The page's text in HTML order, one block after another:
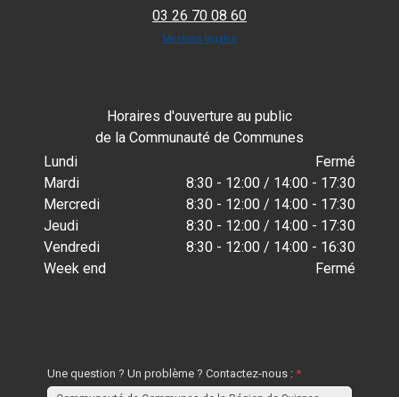
03 26 70 08 60
Mentions légales
Horaires d'ouverture au public
de la Communauté de Communes
Lundi
Fermé
Mardi
8:30 - 12:00 / 14:00 - 17:30
Mercredi
8:30 - 12:00 / 14:00 - 17:30
Jeudi
8:30 - 12:00 / 14:00 - 17:30
Vendredi
8:30 - 12:00 / 14:00 - 16:30
Week end
Fermé
Une question ? Un problème ? Contactez-nous :*